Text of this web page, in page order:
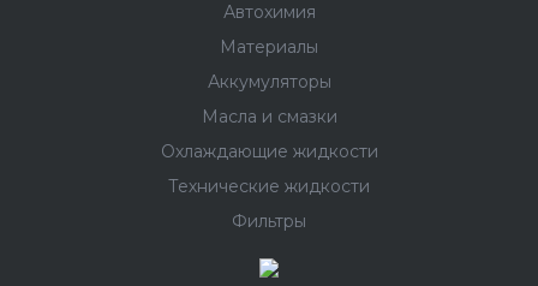
Автохимия
Материалы
Аккумуляторы
Масла и смазки
Охлаждающие жидкости
Технические жидкости
Фильтры